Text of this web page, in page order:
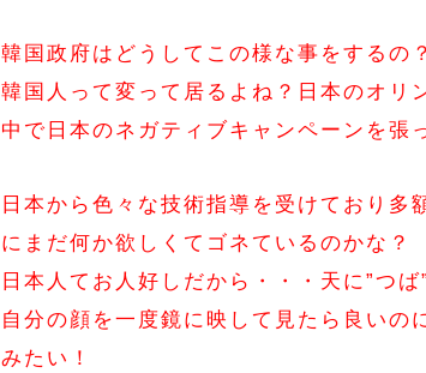
韓国政府はどうしてこの様な事をするの
韓国人って変って居るよね？日本のオリ
中で日本のネガティブキャンペーンを張
日本から色々な技術指導を受けており
にまだ何か欲しくてゴネているのかな？
日本人てお人好しだから・・・天に”つ
自分の顔を一度鏡に映して見たら良いの
みたい！